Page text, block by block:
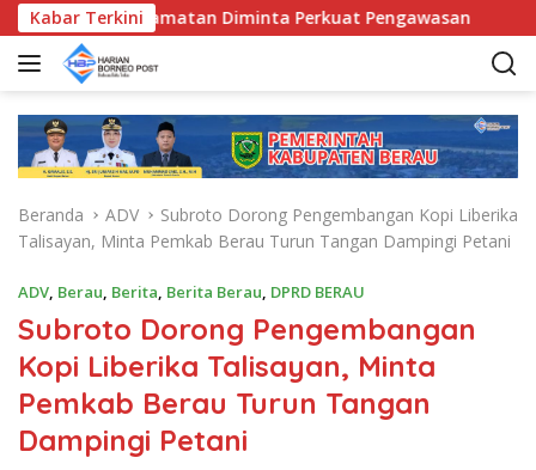
a
Kabar Terkini
Kecamatan Diminta Perkuat Pengawasan
Beranda ADV
Subroto Dorong Pengembangan Kopi Liberika
Talisayan, Minta Pemkab Berau Turun Tangan Dampingi Petani
ADV, Berau, Berita, Berita Berau, DPRD BERAU
Subroto Dorong Pengembangan
Kopi Liberika Talisayan, Minta
Pemkab Berau Turun Tangan
Dampingi Petani